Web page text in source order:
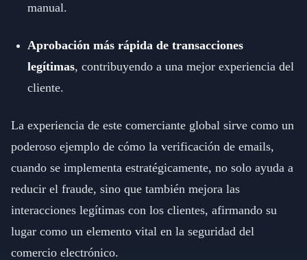
manual.
Aprobación más rápida de transacciones
legítimas, contribuyendo a una mejor experiencia del
cliente.
La experiencia de este comerciante global sirve como un
poderoso ejemplo de cómo la verificación de emails,
cuando se implementa estratégicamente, no solo ayuda a
reducir el fraude, sino que también mejora las
interacciones legítimas con los clientes, afirmando su
lugar como un elemento vital en la seguridad del
comercio electrónico.